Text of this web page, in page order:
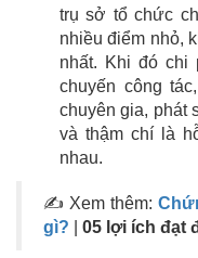
trụ sở tổ chức
nhiều điểm nhỏ,
nhất. Khi đó chi
chuyến công
chuyên gia, phát
và thậm chí là
nhau.
✍ Xem thêm:
gì?
05 lợi ích đạt